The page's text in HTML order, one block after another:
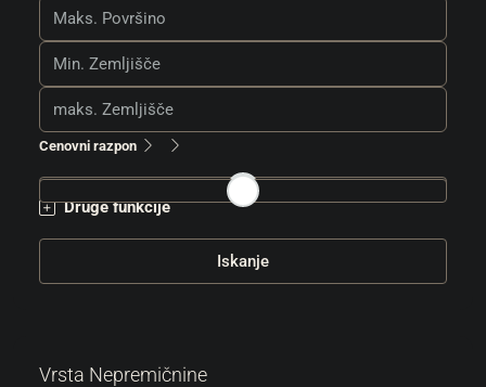
Cenovni razpon
Druge funkcije
Iskanje
Vrsta Nepremičnine